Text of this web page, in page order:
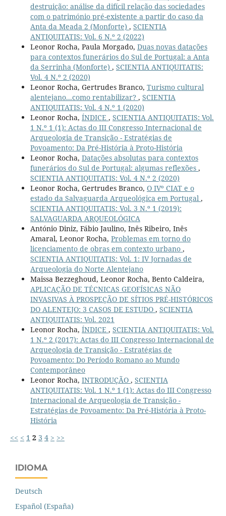
destruição: análise da difícil relação das sociedades
com o património pré-existente a partir do caso da
Anta da Meada 2 (Monforte) , SCIENTIA
ANTIQUITATIS: Vol. 6 N.º 2 (2022)
Leonor Rocha, Paula Morgado, Duas novas datações
para contextos funerários do Sul de Portugal: a Anta
da Serrinha (Monforte) , SCIENTIA ANTIQUITATIS:
Vol. 4 N.º 2 (2020)
Leonor Rocha, Gertrudes Branco, Turismo cultural
alentejano...como rentabilizar? , SCIENTIA
ANTIQUITATIS: Vol. 4 N.º 1 (2020)
Leonor Rocha, ÍNDICE , SCIENTIA ANTIQUITATIS: Vol.
1 N.º 1 (1): Actas do III Congresso Internacional de
Arqueologia de Transição - Estratégias de
Povoamento: Da Pré-História à Proto-História
Leonor Rocha, Datações absolutas para contextos
funerários do Sul de Portugal: algumas reflexões ,
SCIENTIA ANTIQUITATIS: Vol. 4 N.º 2 (2020)
Leonor Rocha, Gertrudes Branco, O IVº CIAT e o
estado da Salvaguarda Arqueológica em Portugal ,
SCIENTIA ANTIQUITATIS: Vol. 3 N.º 1 (2019):
SALVAGUARDA ARQUEOLÓGICA
António Diniz, Fábio Jaulino, Inês Ribeiro, Inês
Amaral, Leonor Rocha, Problemas em torno do
licenciamento de obras em contexto urbano ,
SCIENTIA ANTIQUITATIS: Vol. 1: IV Jornadas de
Arqueologia do Norte Alentejano
Maissa Bezzeghoud, Leonor Rocha, Bento Caldeira,
APLICAÇÃO DE TÉCNICAS GEOFÍSICAS NÃO
INVASIVAS À PROSPEÇÃO DE SÍTIOS PRÉ-HISTÓRICOS
DO ALENTEJO: 3 CASOS DE ESTUDO , SCIENTIA
ANTIQUITATIS: Vol. 2021
Leonor Rocha, ÍNDICE , SCIENTIA ANTIQUITATIS: Vol.
1 N.º 2 (2017): Actas do III Congresso Internacional de
Arqueologia de Transição - Estratégias de
Povoamento: Do Período Romano ao Mundo
Contemporâneo
Leonor Rocha, INTRODUÇÃO , SCIENTIA
ANTIQUITATIS: Vol. 1 N.º 1 (1): Actas do III Congresso
Internacional de Arqueologia de Transição -
Estratégias de Povoamento: Da Pré-História à Proto-
História
<< < 1 2 3 4 > >>
IDIOMA
Deutsch
Español (España)